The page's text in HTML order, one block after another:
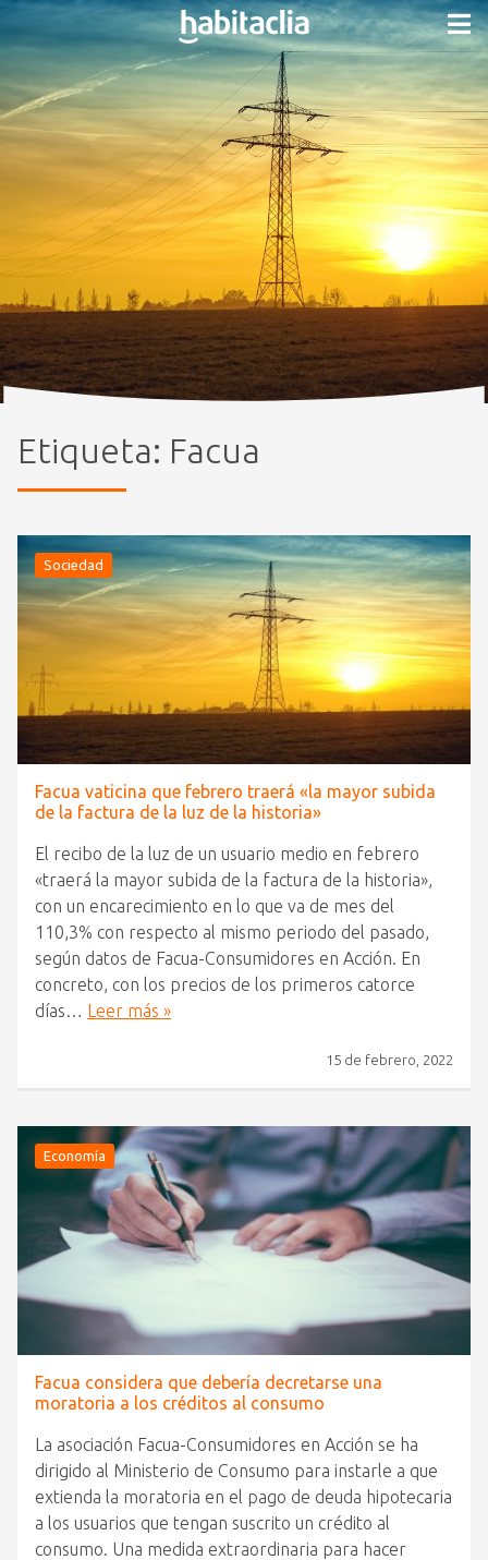
Etiqueta: Facua
Sociedad
Facua vaticina que febrero traerá «la mayor subida
de la factura de la luz de la historia»
El recibo de la luz de un usuario medio en febrero
«traerá la mayor subida de la factura de la historia»,
con un encarecimiento en lo que va de mes del
110,3% con respecto al mismo periodo del pasado,
según datos de Facua-Consumidores en Acción. En
concreto, con los precios de los primeros catorce
días… Leer más »
15 de febrero, 2022
Economía
Facua considera que debería decretarse una
moratoria a los créditos al consumo
La asociación Facua-Consumidores en Acción se ha
dirigido al Ministerio de Consumo para instarle a que
extienda la moratoria en el pago de deuda hipotecaria
a los usuarios que tengan suscrito un crédito al
consumo. Una medida extraordinaria para hacer